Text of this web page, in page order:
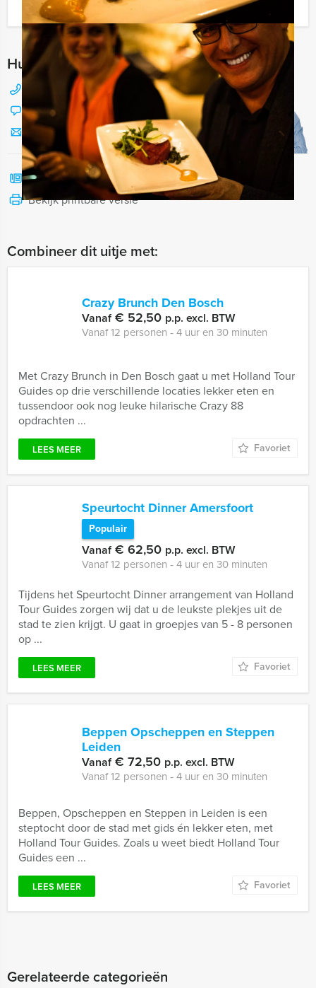
Ik heb een vraag over dit uitje
Hulp nodig bij het kiezen?
088 428 81 17
Chat met Jeroen
Stuur ons een mailtje
Bel mij terug
Bekijk printbare versie
Combineer dit uitje met:
Crazy Brunch Den Bosch
Vanaf€ 52,50 p.p. excl. BTW
Vanaf 12 personen ‐ 4 uur en 30 minuten
Met Crazy Brunch in Den Bosch gaat u met Holland Tour
Guides op drie verschillende locaties lekker eten en
tussendoor ook nog leuke hilarische Crazy 88
opdrachten ...
LEES MEER Favoriet
Speurtocht Dinner Amersfoort
Populair
Vanaf€ 62,50 p.p. excl. BTW
Vanaf 12 personen ‐ 4 uur en 30 minuten
Tijdens het Speurtocht Dinner arrangement van Holland
Tour Guides zorgen wij dat u de leukste plekjes uit de
stad te zien krijgt. U gaat in groepjes van 5 - 8 personen
op ...
LEES MEER Favoriet
Beppen Opscheppen en Steppen
Leiden
Vanaf€ 72,50 p.p. excl. BTW
Vanaf 12 personen ‐ 4 uur en 30 minuten
Beppen, Opscheppen en Steppen in Leiden is een
steptocht door de stad met gids én lekker eten, met
Holland Tour Guides. Zoals u weet biedt Holland Tour
Guides een ...
LEES MEER Favoriet
Gerelateerde categorieën